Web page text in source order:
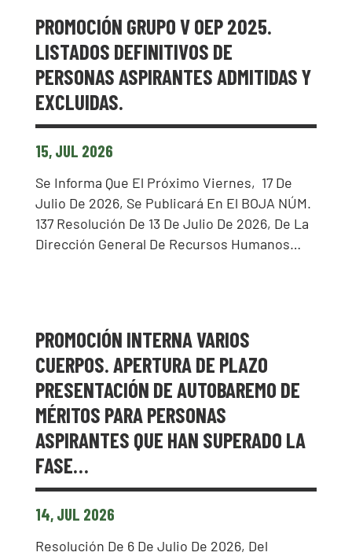
PROMOCIÓN GRUPO V OEP 2025.
LISTADOS DEFINITIVOS DE
PERSONAS ASPIRANTES ADMITIDAS Y
EXCLUIDAS.
15, JUL 2026
Se Informa Que El Próximo Viernes, 17 De
Julio De 2026, Se Publicará En El BOJA NÚM.
137 Resolución De 13 De Julio De 2026, De La
Dirección General De Recursos Humanos…
PROMOCIÓN INTERNA VARIOS
CUERPOS. APERTURA DE PLAZO
PRESENTACIÓN DE AUTOBAREMO DE
MÉRITOS PARA PERSONAS
ASPIRANTES QUE HAN SUPERADO LA
FASE…
14, JUL 2026
Resolución De 6 De Julio De 2026, Del